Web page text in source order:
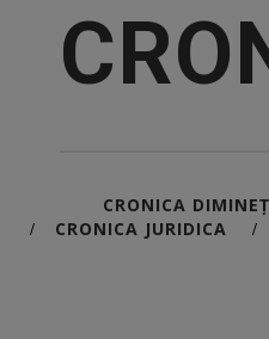
CRONICA
/ CRONICA JURIDICA /